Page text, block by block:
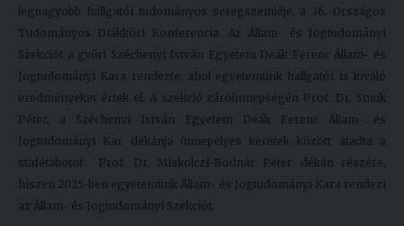
legnagyobb hallgatói tudományos seregszemléje, a 36. Országos
Tudományos Diákköri Konferencia. Az Állam- és Jogtudományi
Szekciót a győri Széchenyi István Egyetem Deák Ferenc Állam- és
Jogtudományi Kara rendezte, ahol egyetemünk hallgatói is kiváló
eredményeket értek el. A szekció záróünnepségén Prof. Dr. Smuk
Péter, a Széchenyi István Egyetem Deák Ferenc Állam- és
Jogtudományi Kar dékánja ünnepélyes keretek között átadta a
stafétabotot Prof. Dr. Miskolczi-Bodnár Péter dékán részére,
hiszen 2025-ben egyetemünk Állam- és Jogtudományi Kara rendezi
az Állam- és Jogtudományi Szekciót.